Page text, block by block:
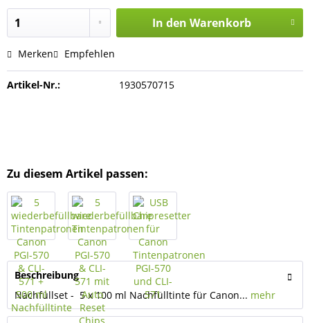
In den Warenkorb
Merken Empfehlen
Artikel-Nr.: 1930570715
Zu diesem Artikel passen:
Beschreibung
Nachfüllset - 5 x 100 ml Nachfülltinte für Canon... mehr